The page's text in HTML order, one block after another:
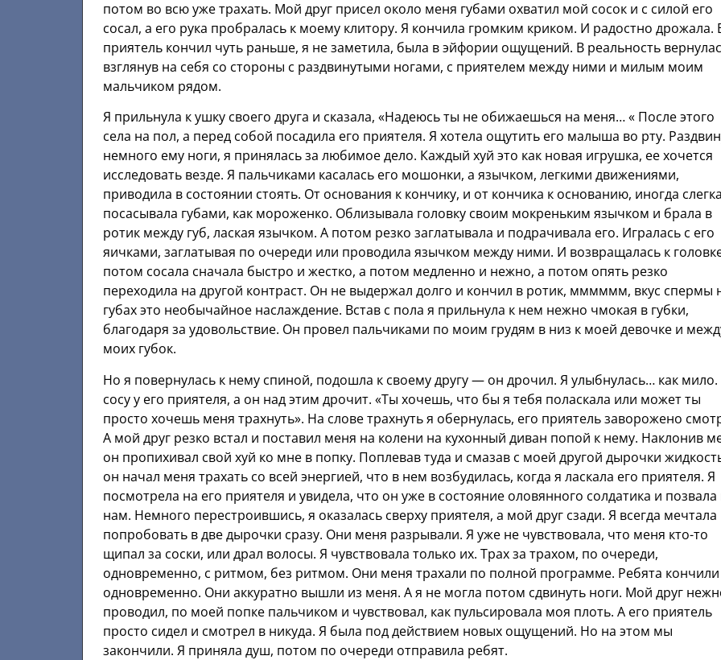
потом во всю уже трахать. Мой друг присел около меня губами охватил мой сосок и с силой его
сосал, а его рука пробралась к моему клитору. Я кончила громким криком. И радостно дрожала.
приятель кончил чуть раньше, я не заметила, была в эйфории ощущений. В реальность
взглянув на себя со стороны с раздвинутыми ногами, с приятелем между ними и милым моим
мaльчиком рядом.
Я прильнула к ушку своего друга и сказала, «Надеюсь ты не обижаешься на меня… « После этого
села на пол, а перед собой посадила его приятеля. Я хотела ощутить его малыша во рту.
немного ему ноги, я принялась за любимое дело. Каждый хуй это как новая игрушка, ее хочется
исследовать везде. Я пальчиками касалась его мошонки, а язычком, легкими движениями,
приводила в состоянии стоять. От основания к кончику, и от кончика к основанию, иногда слегка
посасывала губами, как мороженко. Облизывала головку своим мокреньким язычком и брала в
ротик между губ, лаская язычком. А потом резко заглатывала и подрачивала его. Игралась с его
яичками, заглатывая по очереди или проводила язычком между ними. И возвращалась к
потом сосала сначала быстро и жестко, а потом медленно и нежно, а потом опять резко
переходила на другой контраст. Он не выдержал долго и кончил в ротик, мммммм, вкус спермы
губах это необычайное наслаждение. Встав с пола я прильнула к нем нежно чмокая в губки,
благодаря за удовольствие. Он провел пальчиками по моим грудям в низ к моей девочке и
моих губок.
Но я повернулась к нему спиной, подошла к своему другу — он дрочил. Я улыбнулась… как мило.
сосу у его приятеля, а он над этим дрочит. «Ты хочешь, что бы я тебя поласкала или может ты
просто хочешь меня трахнуть». На слове трахнуть я обернулась, его приятель заворожено
А мой друг резко встал и поставил меня на колени на кухонный диван попой к нему. Наклонив
он пропихивал свой хуй ко мне в попку. Поплевав туда и смазав с моей другой дырочки
он начал меня трахать со всей энергией, что в нем возбудилась, когда я ласкала его приятеля. Я
посмотрела на его приятеля и увидела, что он уже в состояние оловянного солдатика и позвала
нам. Немного перестроившись, я оказалась сверху приятеля, а мой друг сзади. Я всегда мечтала
попробовать в две дырочки сразу. Они меня разрывали. Я уже не чувствовала, что меня кто-то
щипал за соски, или драл волосы. Я чувствовала только их. Трах за трахом, по очереди,
одновременно, с ритмом, без ритмом. Они меня трахали по полной программе. Ребята кончили
одновременно. Они аккуратно вышли из меня. А я не могла потом сдвинуть ноги. Мой друг
проводил, по моей попке пальчиком и чувствовал, как пульсировала моя плоть. А его приятель
просто сидел и смотрел в никуда. Я была под действием новых ощущений. Но на этом мы
закончили. Я приняла душ, потом по очереди отправила ребят.